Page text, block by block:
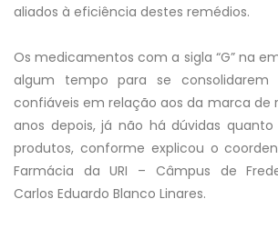
aliados à eficiência destes remédios.
Os medicamentos com a sigla “G” na
algum tempo para se consolidarem
confiáveis em relação aos da marca de
anos depois, já não há dúvidas
produtos, conforme explicou o
Farmácia da URI – Câmpus de
Carlos Eduardo Blanco Linares.